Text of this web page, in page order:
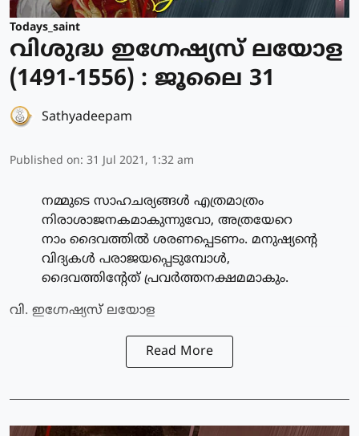
Todays_saint
വിശുദ്ധ ഇഗ്നേഷ്യസ് ലയോള
(1491-1556) : ജൂലൈ 31
Sathyadeepam
Published on: 31 Jul 2021, 1:32 am
നമ്മുടെ സാഹചര്യങ്ങള്‍ എത്രമാത്രം
നിരാശാജനകമാകുന്നുവോ, അത്രയേറെ
നാം ദൈവത്തില്‍ ശരണപ്പെടണം. മനുഷ്യന്റെ
വിദ്യകള്‍ പരാജയപ്പെടുമ്പോള്‍,
ദൈവത്തിന്റേത് പ്രവര്‍ത്തനക്ഷമമാകും.
വി. ഇഗ്നേഷ്യസ് ലയോള
Read More